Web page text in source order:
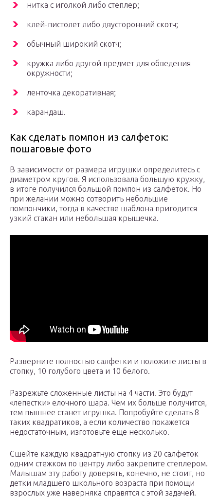
нитка с иголкой либо степлер;
клей-пистолет либо двусторонний скотч;
обычный широкий скотч;
кружка либо другой предмет для обведения
окружности;
ленточка декоративная;
карандаш.
Как сделать помпон из салфеток:
пошаговые фото
В зависимости от размера игрушки определитесь с
диаметром кругов. Я использовала большую кружку,
в итоге получился большой помпон из салфеток. Но
при желании можно сотворить небольшие
помпончики, тогда в качестве шаблона пригодится
узкий стакан или небольшая крышечка.
Разверните полностью салфетки и положите листы в
стопку, 10 голубого цвета и 10 белого.
Разрежьте сложенные листы на 4 части. Это будут
«лепестки» елочного шара. Чем их больше получится,
тем пышнее станет игрушка. Попробуйте сделать 8
таких квадратиков, а если количество покажется
недостаточным, изготовьте еще несколько.
Сшейте каждую квадратную стопку из 20 салфеток
одним стежком по центру либо закрепите степлером.
Малышам эту работу доверять, конечно, не стоит, но
детки младшего школьного возраста при помощи
взрослых уже наверняка справятся с этой задачей.